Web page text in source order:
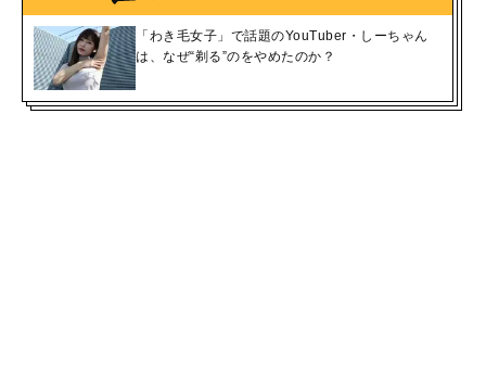
「わき毛女子」で話題のYouTuber・しーちゃん
は、なぜ“剃る”のをやめたのか？